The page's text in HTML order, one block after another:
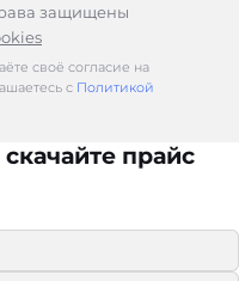
защищены
своё согласие на
с Политикой
прайс